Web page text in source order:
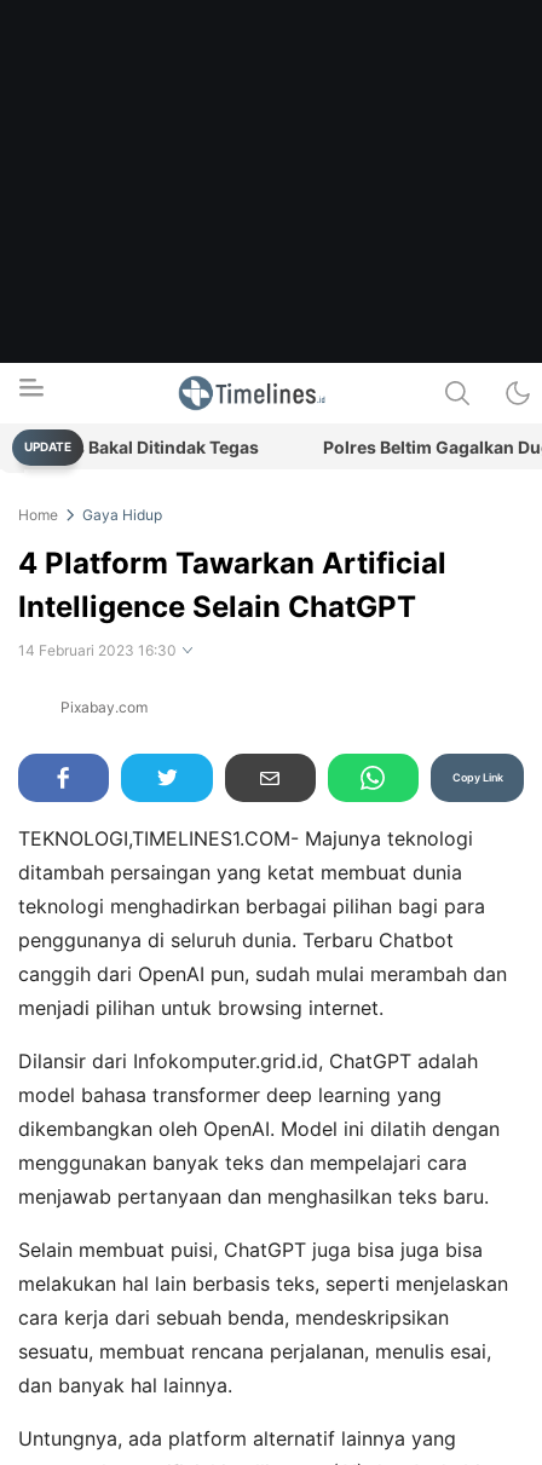
Timelines.id
Media Literasi, Sejarah & Budaya
UPDATEBakal Ditindak Tegas Polres Beltim Gagalkan
Home Gaya Hidup
4 Platform Tawarkan Artificial
Intelligence Selain ChatGPT
14 Februari 2023 16:30
Pixabay.com
Copy Link
TEKNOLOGI,TIMELINES1.COM- Majunya teknologi
ditambah persaingan yang ketat membuat dunia
teknologi menghadirkan berbagai pilihan bagi para
penggunanya di seluruh dunia. Terbaru Chatbot
canggih dari OpenAI pun, sudah mulai merambah dan
menjadi pilihan untuk browsing internet.
Dilansir dari Infokomputer.grid.id, ChatGPT adalah
model bahasa transformer deep learning yang
dikembangkan oleh OpenAI. Model ini dilatih dengan
menggunakan banyak teks dan mempelajari cara
menjawab pertanyaan dan menghasilkan teks baru.
Selain membuat puisi, ChatGPT juga bisa juga bisa
melakukan hal lain berbasis teks, seperti menjelaskan
cara kerja dari sebuah benda, mendeskripsikan
sesuatu, membuat rencana perjalanan, menulis esai,
dan banyak hal lainnya.
Untungnya, ada platform alternatif lainnya yang